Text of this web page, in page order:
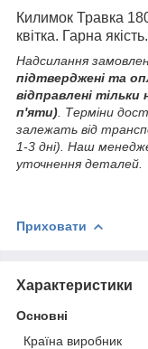
Килимок Травка
квітка. Гарна якість.
Надсилання
підтверджені та
відправлені
п'яти) . Терміни
залежать від
1-3 дні). Наш
уточнення деталей.
Приховати
Характеристики
Основні
Країна виробник